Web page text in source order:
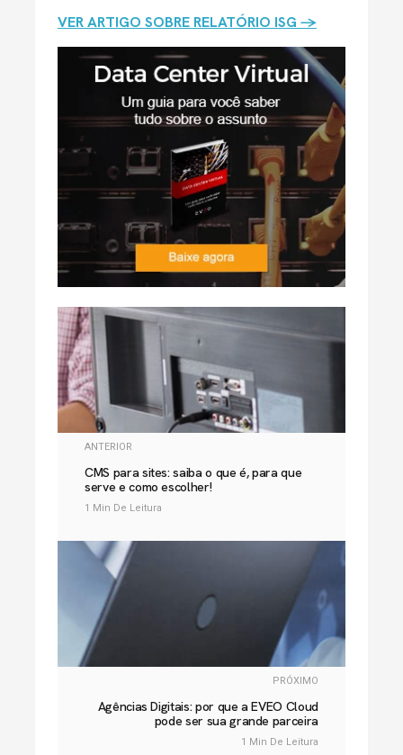
VER ARTIGO SOBRE RELATÓRIO ISG →
ANTERIOR
CMS para sites: saiba o que é, para que
serve e como escolher!
1 Min De Leitura
PRÓXIMO
Agências Digitais: por que a EVEO Cloud
pode ser sua grande parceira
1 Min De Leitura